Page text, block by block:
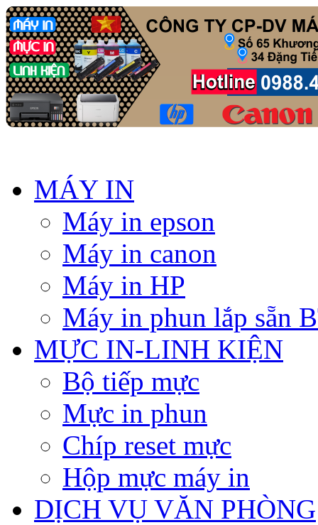
MÁY IN
Máy in epson
Máy in canon
Máy in HP
Máy in phun lắp sẵn
MỰC IN-LINH KIỆN
Bộ tiếp mực
Mực in phun
Chíp reset mực
Hộp mực máy in
DỊCH VỤ VĂN PHÒNG